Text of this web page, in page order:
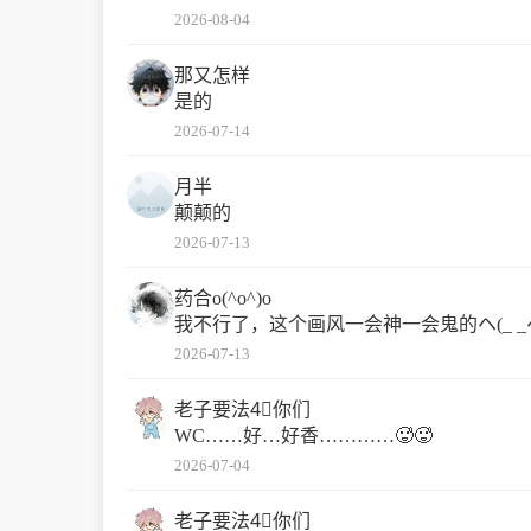
2026-08-04
那又怎样
是的
2026-07-14
月半
颠颠的
2026-07-13
药合o(^o^)o
我不行了，这个画风一会神一会鬼的ヘ(_ _
2026-07-13
老子要法4⃣️你们
WC……好…好香…………🥵🥵
2026-07-04
老子要法4⃣️你们